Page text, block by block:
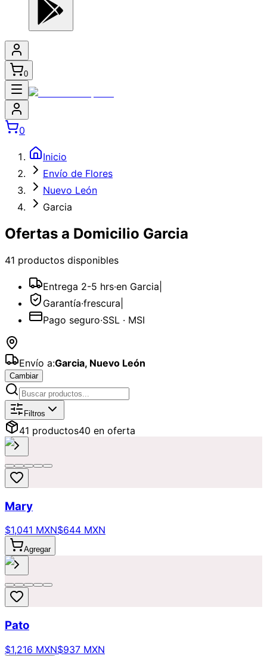
0
0
Inicio
Envío de Flores
Nuevo León
Garcia
Ofertas a Domicilio Garcia
41 productos disponibles
Entrega 2-5 hrs·en Garcia
Garantía·frescura
Pago seguro·SSL · MSI
Envío a:Garcia, Nuevo León
Cambiar
Catálogo deOfertas
Filtros
41 productos40 en oferta
Mary
$1,041 MXN$644 MXN
Agregar
Pato
$1,216 MXN$937 MXN